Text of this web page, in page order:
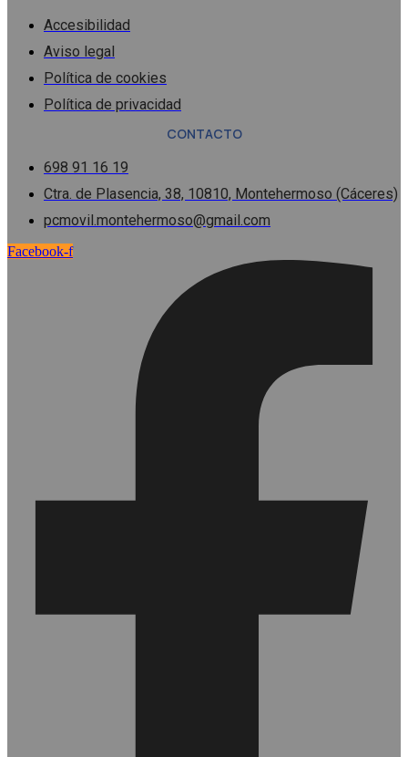
Accesibilidad
Aviso legal
Política de cookies
Política de privacidad
CONTACTO
698 91 16 19
Ctra. de Plasencia, 38, 10810, Montehermoso (Cáceres)
pcmovil.montehermoso@gmail.com
Facebook-f